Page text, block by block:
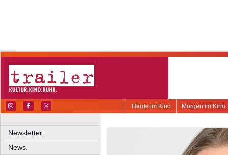
Morgen im Kino
Heute im Kino
Newsletter.
News.